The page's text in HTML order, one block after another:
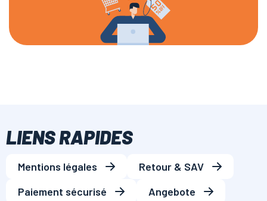
LIENS RAPIDES
Mentions légales
Retour & SAV
Paiement sécurisé
Angebote